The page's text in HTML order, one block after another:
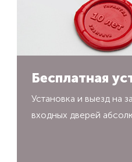
Бесплатная
Установка и выезд на
входных дверей